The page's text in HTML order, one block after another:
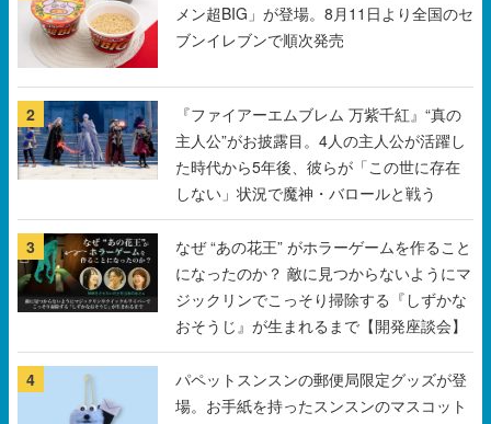
メン超BIG」が登場。8月11日より全国のセ
ブンイレブンで順次発売
2
『ファイアーエムブレム 万紫千紅』“真の
主人公”がお披露目。4人の主人公が活躍し
た時代から5年後、彼らが「この世に存在
しない」状況で魔神・バロールと戦う
3
なぜ “あの花王” がホラーゲームを作ること
になったのか？ 敵に見つからないようにマ
ジックリンでこっそり掃除する『しずかな
おそうじ』が生まれるまで【開発座談会】
4
パペットスンスンの郵便局限定グッズが登
場。お手紙を持ったスンスンのマスコット